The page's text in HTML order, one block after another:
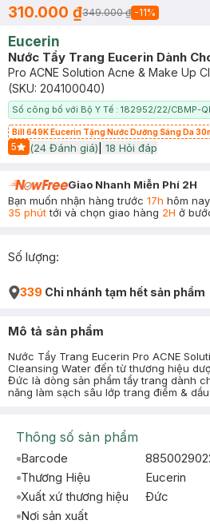
310.000 ₫349.000 ₫ -11%
Eucerin
Nước Tẩy Trang Eucerin Dành
Pro ACNE Solution Acne & Make Up
(SKU: 204100040)
Số công bố với Bộ Y Tế : 182952/22/CBMP-
Bill 649K Eucerin Tặng Nước Dưỡng Sáng Da
5
Start Icon
(24 Đánh giá) 18 Hỏi đáp
Giao Nhanh Miễn Phí 2H
Bạn muốn nhận hàng trước 17h hôm
35 phúttới và chọn giao hàng 2H ở
Số lượng:
339 Chi nhánh tạm hết sản phẩm
Mô tả sản phẩm
Nước Tẩy Trang Eucerin Pro ACNE
Cleansing Water đến từ thương hiệu
Đức là dòng sản phẩm tẩy trang dành
năng làm sạch sâu lớp trang điểm &
Thông số sản phẩm
Barcode
Thương Hiệu
Eucerin
Xuất xứ thương hiệu
Ðức
Nơi sản xuất